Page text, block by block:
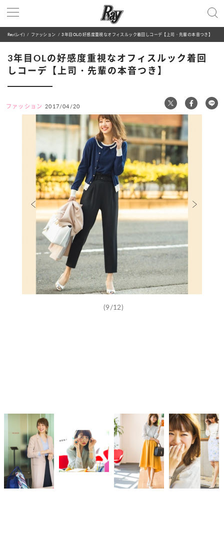
Ray(レイ) ファッション 3年目OLの好感度重視なオフィスルック着回しコーデ【上司・先輩の本音つき】
3年目OLの好感度重視なオフィスルック着回
しコーデ【上司・先輩の本音つき】
ファッション 2017/04/20
(9/12)